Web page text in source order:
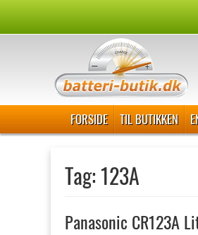
Primær Menu
FORSIDE TIL BUTIKKEN
Tag: 123A
Panasonic CR123A